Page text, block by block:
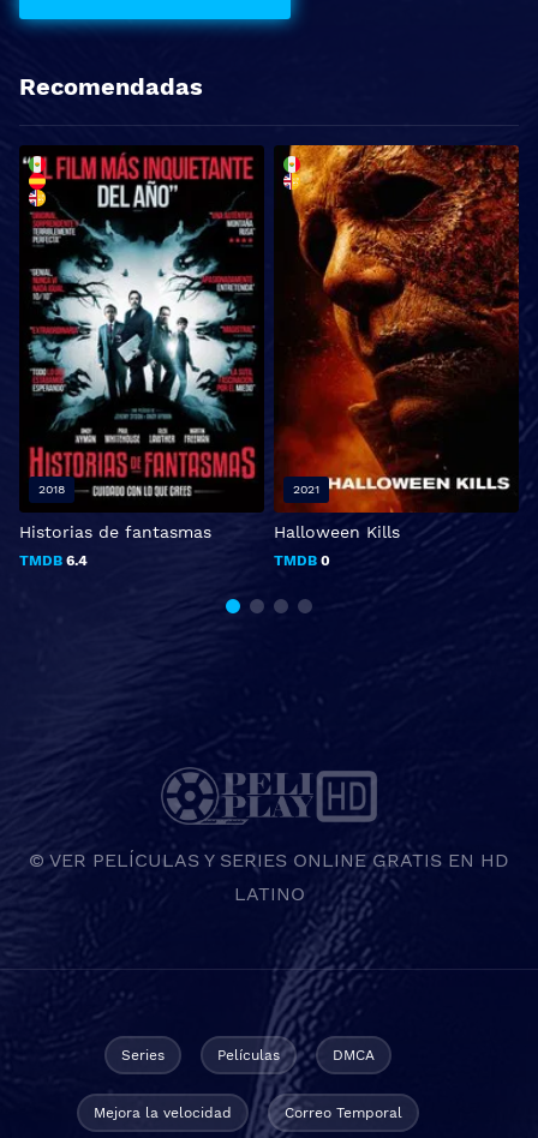
Recomendadas
Historias de fantasmas
TMDB 6.4
2018
Halloween Kills
TMDB 0
2021
© VER PELÍCULAS Y SERIES ONLINE GRATIS EN HD
LATINO
Series Películas DMCA
Mejora la velocidad Correo Temporal